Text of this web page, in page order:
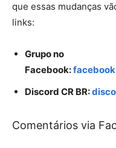
que essas mudanças
links:
Grupo no
Facebook:
Discord CR BR:
Comentários via